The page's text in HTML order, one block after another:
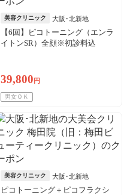
美容クリニック 大阪･北新地
【6回】ピコトーニング（エンラ
イトンSR）全顔※初診料込
39,800 円
男女ＯＫ
美容クリニック 大阪･北新地
ピコトーニング＋ピコフラクシ